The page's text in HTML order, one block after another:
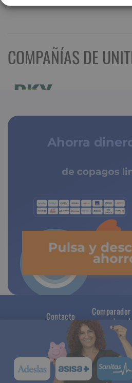
COMPAÑÍAS DE
Ahorra
de copagos
Pulsa y
Contacto
Comparador
seguros de